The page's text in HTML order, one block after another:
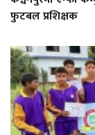
फुटबल प्रशिक्षक